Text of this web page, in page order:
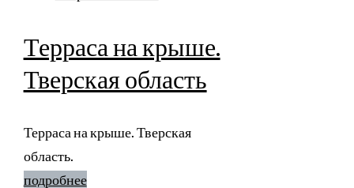
Терраса на крыше.
Тверская область
Терраса на крыше. Тверская
область.
подробнее